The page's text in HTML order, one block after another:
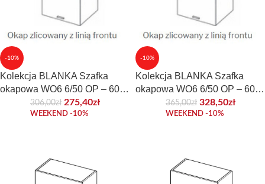
-10%
Kolekcja BLANKA Szafka
okapowa WO6 6/50 OP – 60
cm. Front laminowany.
306,00zł 275,40zł
WEEKEND -10%
-10%
Kolekcja BLANKA Szafka
okapowa WO6 6/50 OP – 60
cm. Front połyskowy lub
akrylowy.
365,00zł 328,50zł
WEEKEND -10%